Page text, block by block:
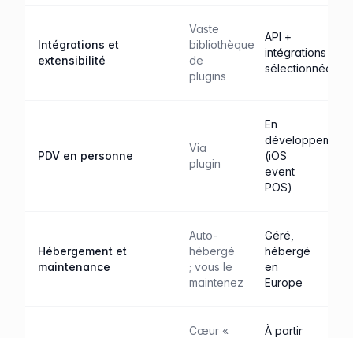
Intégrations et
extensibilité
Vaste
bibliothèque
de
plugins
API +
intégrations
sélectionnées
PDV en personne
Via
plugin
En
développement
(iOS
event
POS)
Hébergement et
maintenance
Auto-
hébergé
; vous le
maintenez
Géré,
hébergé
en
Europe
Cœur «
À partir